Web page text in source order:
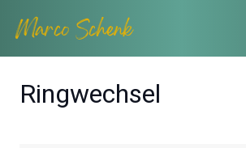
Ringwechsel